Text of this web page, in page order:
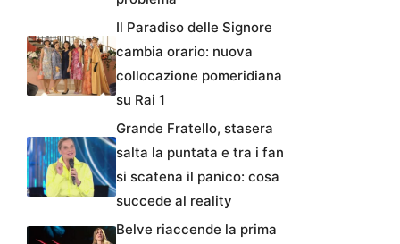
Il Paradiso delle Signore
cambia orario: nuova
collocazione pomeridiana
su Rai 1
Grande Fratello, stasera
salta la puntata e tra i fan
si scatena il panico: cosa
succede al reality
Belve riaccende la prima